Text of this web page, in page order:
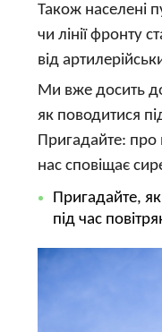
Також населені
чи лінії фронту
від
Ми вже досить
як поводитися
Пригадайте: про
нас сповіщає
Пригадайте,
під час